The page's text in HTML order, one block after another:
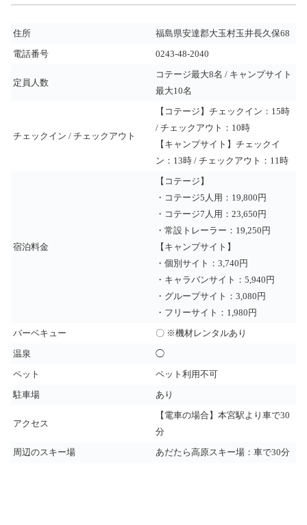
住所 福島県安達郡大玉村玉井長久保68
電話番号 0243-48-2040
定員人数
コテージ最大8名 / キャンプサイト
最大10名
チェックイン / チェックアウト
【コテージ】チェックイン：15時
/ チェックアウト：10時
【キャンプサイト】チェックイ
ン：13時 / チェックアウト：11時
宿泊料金
【コテージ】
・コテージ5人用：19,800円
・コテージ7人用：23,650円
・常設トレーラー：19,250円
【キャンプサイト】
・個別サイト：3,740円
・キャラバンサイト：5,940円
・グループサイト：3,080円
・フリーサイト：1,980円
バーベキュー 〇 ※機材レンタルあり
温泉 ◯
ペット ペット利用不可
駐車場 あり
アクセス
【電車の場合】本宮駅より車で30
分
周辺のスキー場 あだたら高原スキー場：車で30分